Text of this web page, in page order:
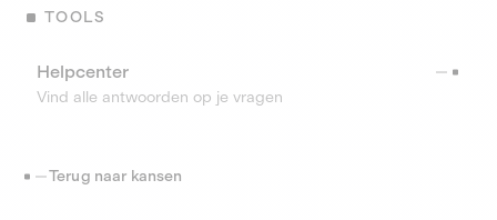
TOOLS
Helpcenter
Vind alle antwoorden op je vragen
Terug naar kansen